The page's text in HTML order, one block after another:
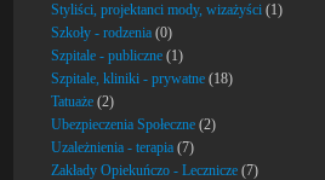
Styliści, projektanci mody, wizażyści (1)
Szkoły - rodzenia (0)
Szpitale - publiczne (1)
Szpitale, kliniki - prywatne (18)
Tatuaże (2)
Ubezpieczenia Społeczne (2)
Uzależnienia - terapia (7)
Zakłady Opiekuńczo - Lecznicze (7)